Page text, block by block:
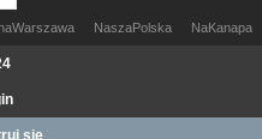
NaszaPolska NaKanapa
się